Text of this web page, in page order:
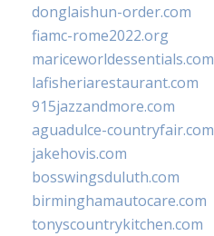
donglaishun-order.com
fiamc-rome2022.org
mariceworldessentials.com
lafisheriarestaurant.com
915jazzandmore.com
aguadulce-countryfair.com
jakehovis.com
bosswingsduluth.com
birminghamautocare.com
tonyscountrykitchen.com